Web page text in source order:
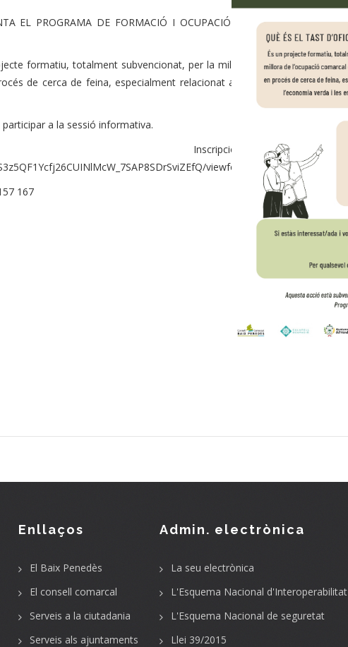
EL PROGRAMA DE FORMACIÓ I OCUPACIÓ EN
formatiu, totalment subvencionat, per la millora
de cerca de feina, especialment relacionat amb
a la sessió informativa.
viewform
167
Enllaços
El Baix Penedès
El consell comarcal
Serveis a la ciutadania
Serveis als ajuntaments
Admin. electrònica
La seu electrònica
L'Esquema Nacional d'Interoperabilitat
L'Esquema Nacional de seguretat
Llei 39/2015